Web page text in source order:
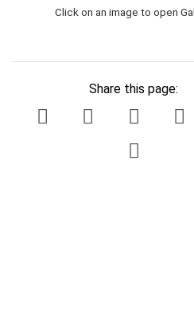
BESTSELLERS
ΣΥΝΔΡΟΜΉ ΕΦΗΜΕΡΊΔΑ ΑΙΓΑΛΕΩ
Click on an image to open
Share this page: